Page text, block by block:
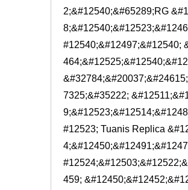
2;&#12540;&#65289;RG
#12540;&#12497;&#12540;
7325;&#35222;
#12523; Tuanis Replica
459;